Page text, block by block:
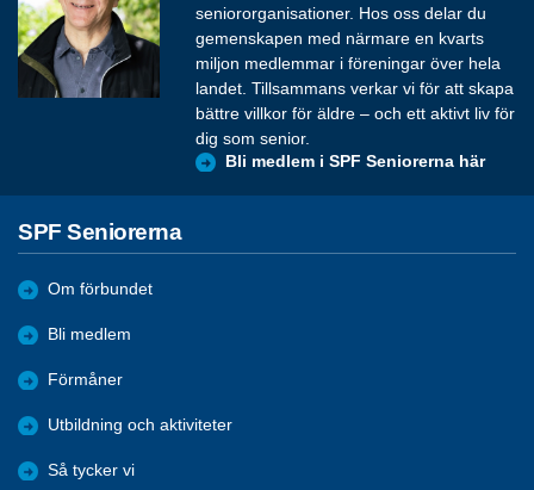
seniororganisationer. Hos oss delar du
gemenskapen med närmare en kvarts
miljon medlemmar i föreningar över hela
landet. Tillsammans verkar vi för att skapa
bättre villkor för äldre – och ett aktivt liv för
dig som senior.
Bli medlem i SPF Seniorerna här
SPF Seniorerna
Om förbundet
Bli medlem
Förmåner
Utbildning och aktiviteter
Så tycker vi